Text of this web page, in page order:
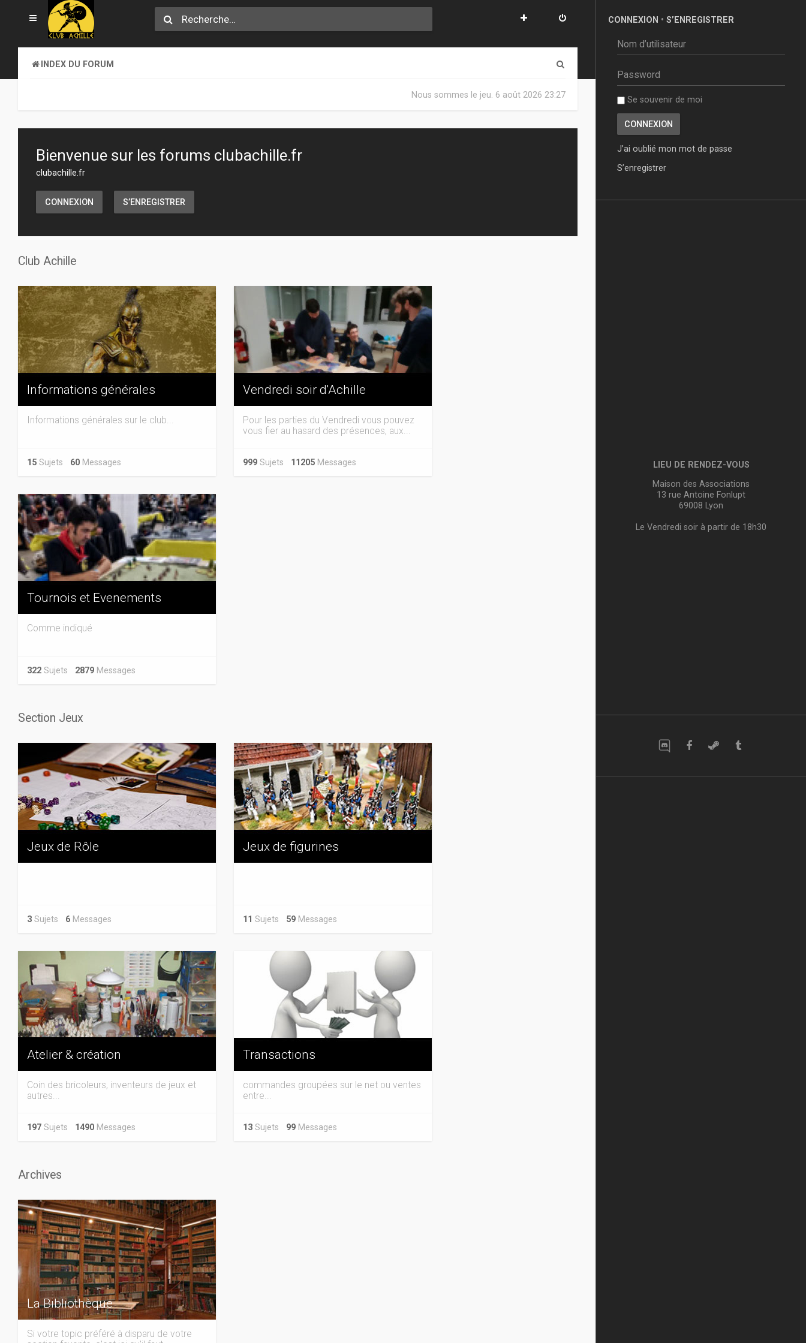
INDEX DU FORUM
Nous sommes le jeu. 6 août 2026 23:27
Bienvenue sur les forums clubachille.fr
clubachille.fr
CONNEXION S’ENREGISTRER
Club Achille
Informations générales
Informations générales sur le club...
15 Sujets 60 Messages
Vendredi soir d'Achille
Pour les parties du Vendredi vous pouvez
vous fier au hasard des présences, aux...
999 Sujets 11205 Messages
Tournois et Evenements
Comme indiqué
322 Sujets 2879 Messages
Section Jeux
Jeux de Rôle
3 Sujets 6 Messages
Jeux de figurines
11 Sujets 59 Messages
Atelier & création
Coin des bricoleurs, inventeurs de jeux et
autres...
197 Sujets 1490 Messages
Transactions
commandes groupées sur le net ou ventes
entre...
13 Sujets 99 Messages
Archives
La Bibliothèque
Si votre topic préféré à disparu de votre
CONNEXION • S’ENREGISTRER
Se souvenir de moi
J’ai oublié mon mot de passe
S’enregistrer
LIEU DE RENDEZ-VOUS
Maison des Associations
13 rue Antoine Fonlupt
69008 Lyon
Le Vendredi soir à partir de 18h30